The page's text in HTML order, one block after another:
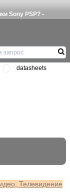
Sony PSP? -
datasheets
Телевидение